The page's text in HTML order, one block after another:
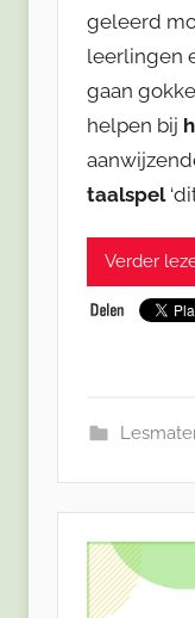
geleerd
leerlingen
gaan
helpen bij
taalspel
Verder